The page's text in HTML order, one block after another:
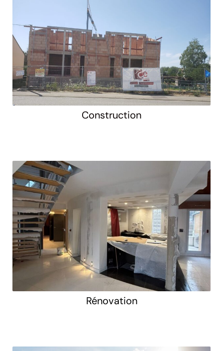
Construction
Rénovation